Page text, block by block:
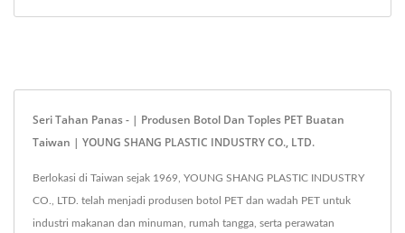
Seri Tahan Panas - | Produsen Botol Dan Toples PET Buatan
Taiwan | YOUNG SHANG PLASTIC INDUSTRY CO., LTD.
Berlokasi di Taiwan sejak 1969, YOUNG SHANG PLASTIC INDUSTRY
CO., LTD. telah menjadi produsen botol PET dan wadah PET untuk
industri makanan dan minuman, rumah tangga, serta perawatan